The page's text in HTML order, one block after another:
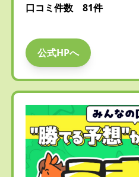
口コミ件数 81件
公式HPへ